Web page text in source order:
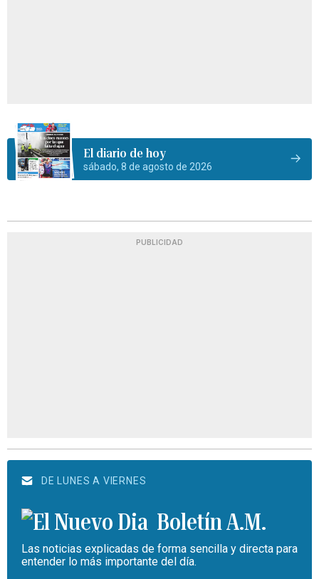
El diario de hoy
sábado, 8 de agosto de 2026
PUBLICIDAD
DE LUNES A VIERNES
Boletín A.M.
Las noticias explicadas de forma sencilla y directa para
entender lo más importante del día.